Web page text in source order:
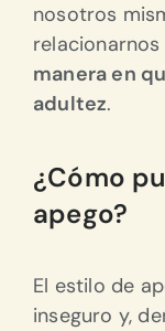
nosotros
manera en
adultez.
¿Cómo
apego?
El estilo de
inseguro y,